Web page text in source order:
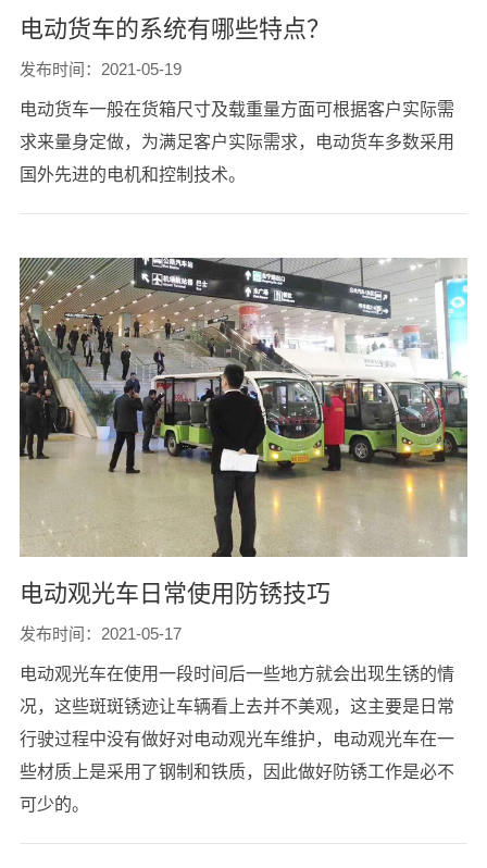
电动货车的系统有哪些特点？
发布时间：2021-05-19
电动货车一般在货箱尺寸及载重量方面可根据客户实际需
求来量身定做，为满足客户实际需求，电动货车多数采用
国外先进的电机和控制技术。
电动观光车日常使用防锈技巧
发布时间：2021-05-17
电动观光车在使用一段时间后一些地方就会出现生锈的情
况，这些斑斑锈迹让车辆看上去并不美观，这主要是日常
行驶过程中没有做好对电动观光车维护，电动观光车在一
些材质上是采用了钢制和铁质，因此做好防锈工作是必不
可少的。